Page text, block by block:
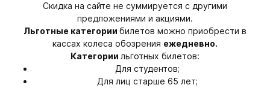
Скидка на сайте не суммируется с другими
предложениями и акциями.
Льготные категории билетов можно приобрести в
кассах колеса обозрения ежедневно.
Категории льготных билетов:
Для студентов;
Для лиц старше 65 лет;